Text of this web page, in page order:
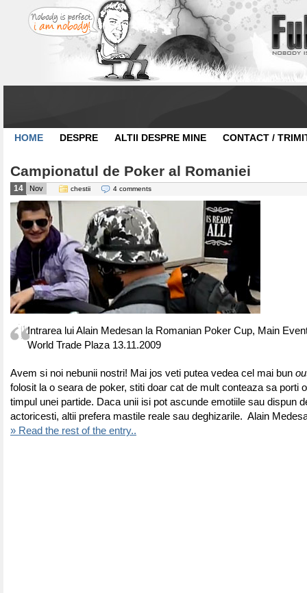
HOME DESPRE ALTII DESPRE MINE CONTACT /
Campionatul de Poker al Romaniei
14 Nov chestii 4 comments
Intrarea lui Alain Medesan la Romanian Poker Cup, Main
World Trade Plaza 13.11.2009
Avem si noi nebunii nostri! Mai jos veti putea vedea cel mai bun
folosit la o seara de poker, stiti doar cat de mult conteaza sa porti
timpul unei partide. Daca unii isi pot ascunde emotiile sau dispun
actoricesti, altii prefera mastile reale sau deghizarile. Alain
» Read the rest of the entry..